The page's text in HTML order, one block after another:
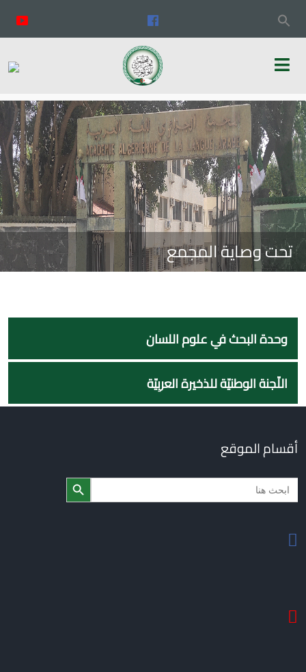
تحت وصاية المجمع
وحدة البحث في علوم اللسان
اللّجنة الوطنيّة للذخيرة العربِيّة
أقسام الموقع
Search
Search Button